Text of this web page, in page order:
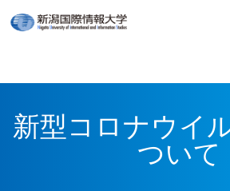
新型コロナウイ
ついて